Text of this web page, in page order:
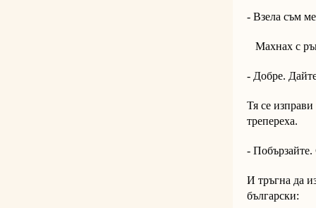
- Взела съм
Махнах с
- Добре.
Тя се
трепереха.
- Побързайте.
И тръгна да
български: